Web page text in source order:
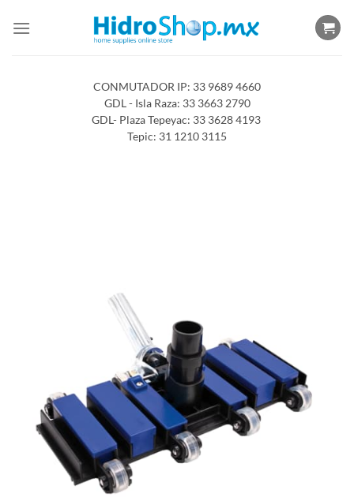
CONMUTADOR IP: 33 9689 4660
GDL - Isla Raza: 33 3663 2790
GDL- Plaza Tepeyac: 33 3628 4193
Tepic: 31 1210 3115